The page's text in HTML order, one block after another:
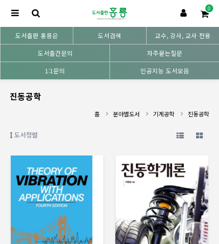
0
도서출판 홍릉은 도서검색
교수, 강사, 교사 전용
도서출간문의
자주묻는질문
1:1문의
인공지능 도서모음
진동공학
홈 분야별도서 기계공학 진동공학
도서정렬